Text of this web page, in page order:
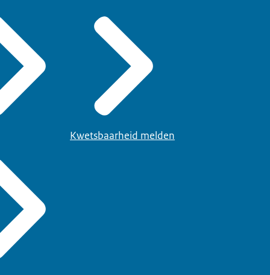
Kwetsbaarheid melden